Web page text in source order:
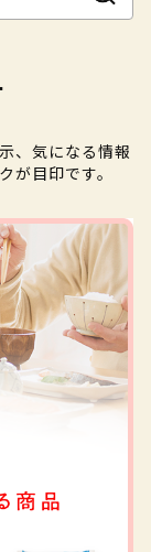
、気になる情報
が目印です。